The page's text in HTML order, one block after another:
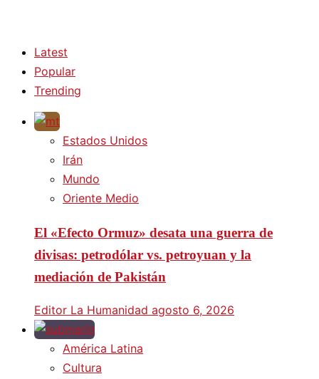
Latest
Popular
Trending
Estados Unidos
Irán
Mundo
Oriente Medio
El «Efecto Ormuz» desata una guerra de
divisas: petrodólar vs. petroyuan y la
mediación de Pakistán
Editor La Humanidad agosto 6, 2026
América Latina
Cultura